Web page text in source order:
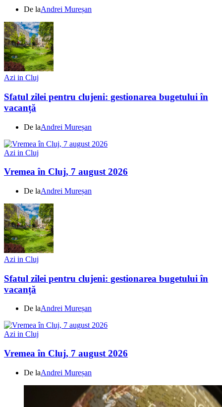
De laAndrei Mureșan
Azi in Cluj
Sfatul zilei pentru clujeni: gestionarea bugetului în
vacanță
De laAndrei Mureșan
Azi in Cluj
Vremea în Cluj, 7 august 2026
De laAndrei Mureșan
Azi in Cluj
Sfatul zilei pentru clujeni: gestionarea bugetului în
vacanță
De laAndrei Mureșan
Azi in Cluj
Vremea în Cluj, 7 august 2026
De laAndrei Mureșan